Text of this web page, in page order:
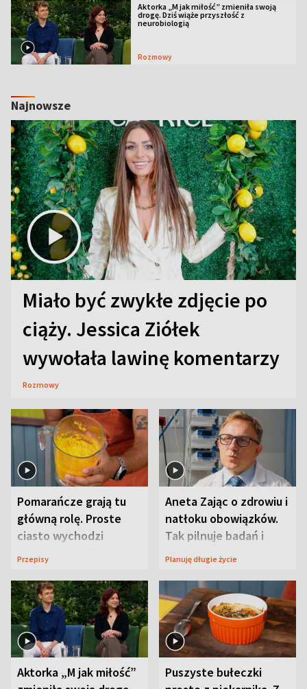
Aktorka „M jak miłość” zmieniła swoją
drogę. Dziś wiąże przyszłość z
neurobiologią
Rozmowy
Najnowsze
Miało być zwykłe zdjęcie po
ciąży. Jessica Ziółek
wywołała lawinę komentarzy
Rozmowy
Pomarańcze grają tu
główną rolę. Proste
ciasto wychodzi
wyjątkowo wilgotne
Przepisy
Aneta Zając o zdrowiu i
natłoku obowiązków.
Tak pilnuje badań i
wizyt
Planuję długie życie
Aktorka „M jak miłość”
Puszyste bułeczki